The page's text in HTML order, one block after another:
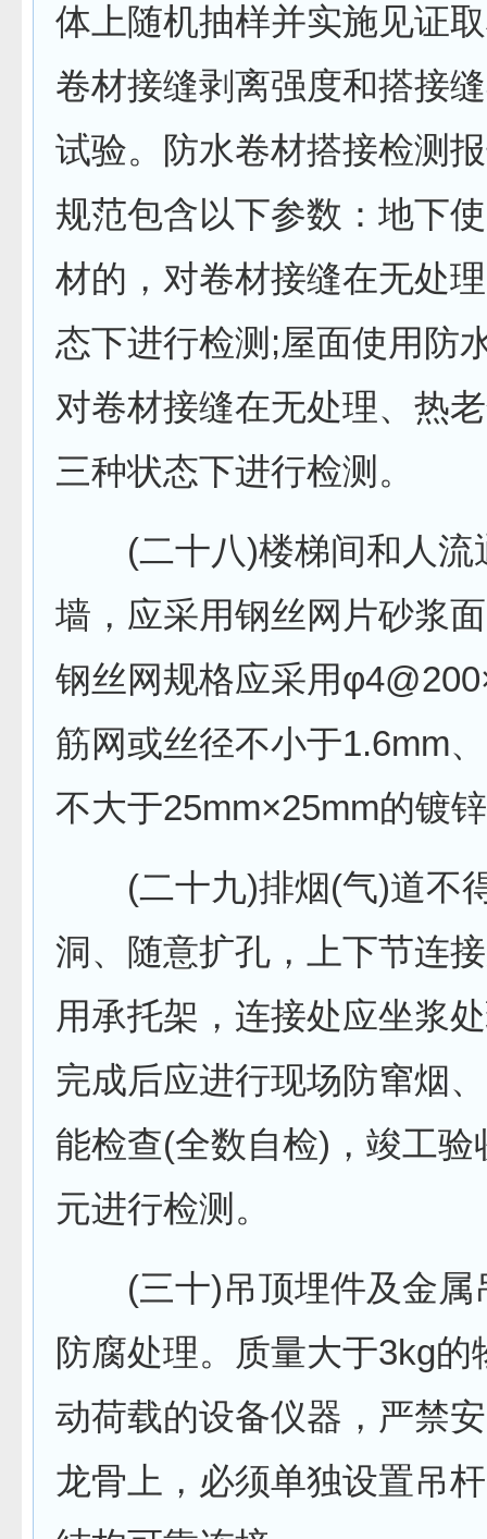
体上随机抽样并实施见证
卷材接缝剥离强度和搭接
试验。防水卷材搭接检测
规范包含以下参数：地下
材的，对卷材接缝在无处
态下进行检测;屋面使用防
对卷材接缝在无处理、热
三种状态下进行检测。
(二十八)楼梯间和人流
墙，应采用钢丝网片砂浆
钢丝网规格应采用
筋网或丝径不小于1.6mm
不大于25mm×25mm的镀
(二十九)排烟(气)道不
洞、随意扩孔，上下节连
用承托架，连接处应坐浆
完成后应进行现场防窜烟
能检查(全数自检)，竣工验
元进行检测。
(三十)吊顶埋件及金属
防腐处理。质量大于3kg的
动荷载的设备仪器，严禁
龙骨上，必须单独设置吊